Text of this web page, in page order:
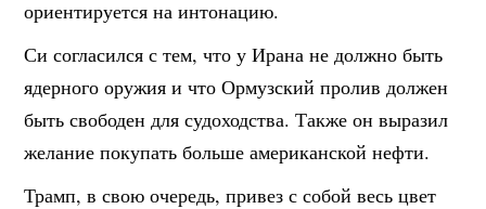
ориентируется на интонацию.
Си согласился с тем, что у Ирана не должно быть
ядерного оружия и что Ормузский пролив должен
быть свободен для судоходства. Также он выразил
желание покупать больше американской нефти.
Трамп, в свою очередь, привез с собой весь цвет